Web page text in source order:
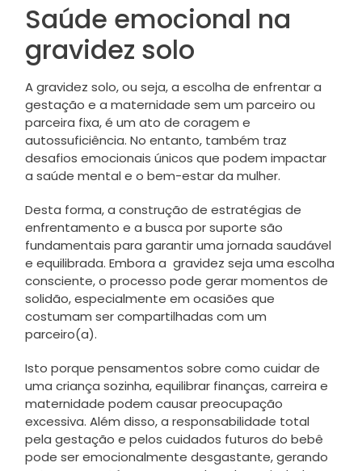
Saúde emocional na
gravidez solo
A gravidez solo, ou seja, a escolha de enfrentar a
gestação e a maternidade sem um parceiro ou
parceira fixa, é um ato de coragem e
autossuficiência. No entanto, também traz
desafios emocionais únicos que podem impactar
a saúde mental e o bem-estar da mulher.
Desta forma, a construção de estratégias de
enfrentamento e a busca por suporte são
fundamentais para garantir uma jornada saudável
e equilibrada. Embora a gravidez seja uma escolha
consciente, o processo pode gerar momentos de
solidão, especialmente em ocasiões que
costumam ser compartilhadas com um
parceiro(a).
Isto porque pensamentos sobre como cuidar de
uma criança sozinha, equilibrar finanças, carreira e
maternidade podem causar preocupação
excessiva. Além disso, a responsabilidade total
pela gestação e pelos cuidados futuros do bebê
pode ser emocionalmente desgastante, gerando